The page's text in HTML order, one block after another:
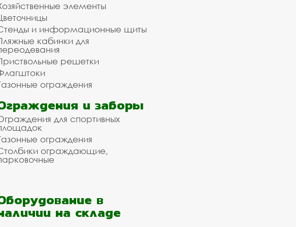
элементы
и информационные щиты
кабинки для
решетки
ограждения
и заборы
для спортивных
ограждения
ограждающие,
в
на складе